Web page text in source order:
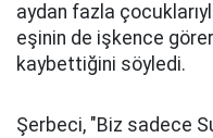
aydan fazla
eşinin de işkence
kaybettiğini söyledi.
Şerbeci, "Biz sadece